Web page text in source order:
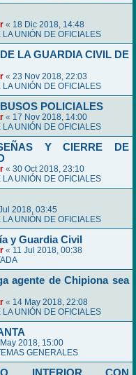
« 18 Dic 2018, 14:48
UNIÓN DE OFICIALES
LA GUARDIA CIVIL DE
« 23 Nov 2018, 22:03
UNIÓN DE OFICIALES
POLICIALES
« 17 Nov 2018, 14:00
UNIÓN DE OFICIALES
Y CIERRE DE
« 30 Oct 2018, 23:10
UNIÓN DE OFICIALES
2018, 03:45
UNIÓN DE OFICIALES
y Guardia Civil
« 11 Jul 2018, 00:38
agente de Chipiona sea
« 14 May 2018, 22:08
UNIÓN DE OFICIALES
2018, 15:00
GENERALES